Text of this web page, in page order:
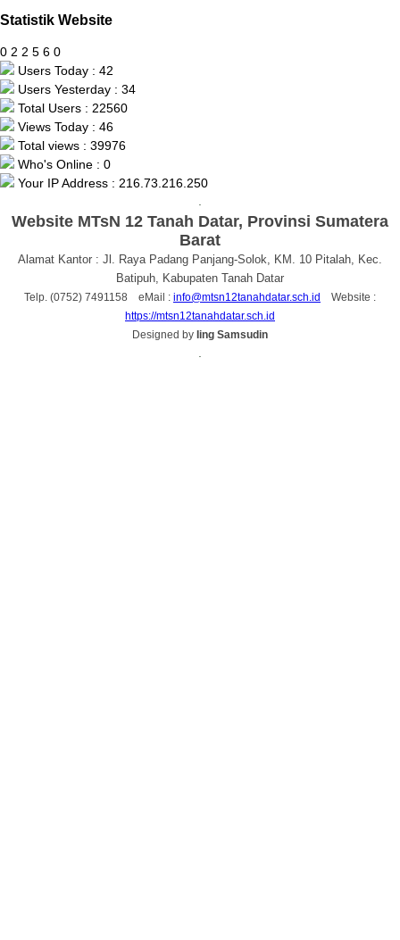
Statistik Website
0 2 2 5 6 0
Users Today : 42
Users Yesterday : 34
Total Users : 22560
Views Today : 46
Total views : 39976
Who's Online : 0
Your IP Address : 216.73.216.250
Website MTsN 12 Tanah Datar, Provinsi Sumatera
Barat
Alamat Kantor : Jl. Raya Padang Panjang-Solok, KM. 10 Pitalah, Kec.
Batipuh, Kabupaten Tanah Datar
Telp. (0752) 7491158 eMail : info@mtsn12tanahdatar.sch.id
Website :
https://mtsn12tanahdatar.sch.id
Designed by Iing Samsudin